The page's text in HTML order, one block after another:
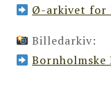
Ø-arkivet for
Billedarkiv:
Bornholmske